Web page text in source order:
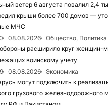
ветер 6 августа повалил 2,4
крыши более 700 домов —
МЧС
08.08.2026
Общество, Политика
расширило круг женщин-
воинскому учету
08.08.2026
Экономика
могут подключить к
грузового железнодорожного